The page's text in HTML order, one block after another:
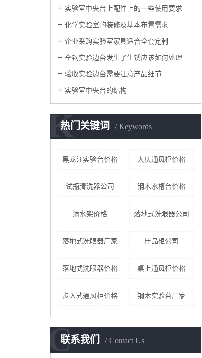
实验室中央台上配件上的一些使用要求
化学实验室的装修及基本布置需求
企业采购实验室家具适合全套定制
全钢实验边台发生了生锈应该如何处理
验收实验边台需要注意产品细节
实验室中央台的结构
热门关键词 Keywords
K
黑龙江实验台价格 大庆通风柜价格
试瓶清洗器公司 钢木水槽台价格
滴水架价格 落地式洗眼器公司
落地式洗眼器厂家 样品柜公司
落地式洗眼器价格 桌上通风柜价格
步入式通风柜价格 钢木实验台厂家
联系我们 Contact Us
C